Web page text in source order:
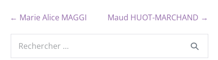
← Marie Alice MAGGI Maud HUOT-MARCHAND →